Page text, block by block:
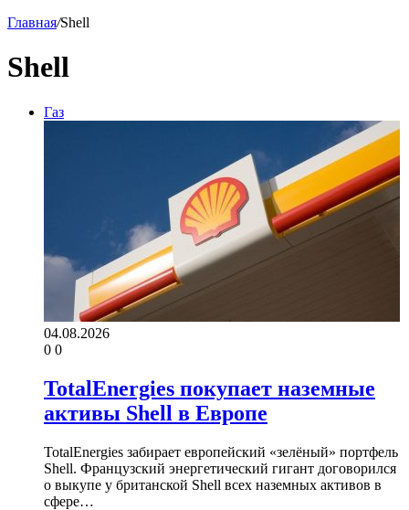
Главная/Shell
Shell
Газ
04.08.2026
0 0
TotalEnergies покупает наземные
активы Shell в Европе
TotalEnergies забирает европейский «зелёный» портфель
Shell. Французский энергетический гигант договорился
о выкупе у британской Shell всех наземных активов в
сфере…